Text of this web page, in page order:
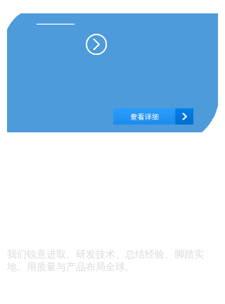
我们锐意进取、研发技术、总结经验、脚踏实
地、用质量与产品布局全球。